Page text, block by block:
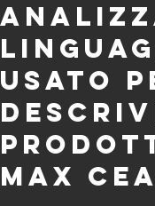
usato
Max